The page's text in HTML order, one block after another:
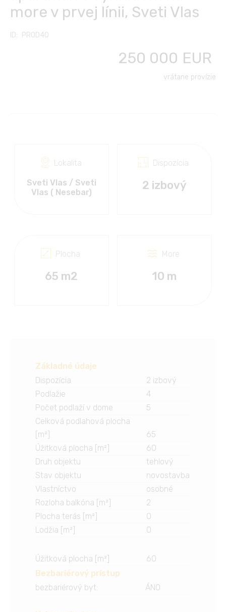
Ďalšie služby
Transfery z/na letisko
Klub vlastníkov
Česky
Български
Kontakt
more v prvej línii, Sveti Vlas
PROD40
250 000 EUR
vrátane provízie
Lokalita
Sveti Vlas / Sveti
Vlas ( Nesebar)
Dispozícia
2 izbový
Plocha
65 m2
More
10 m
Základné údaje
Dispozícia
2 izbový
Podlažie
4
Počet podlaží v dome
5
Celková podlahová plocha
[m²]
65
Úžitková plocha [m²]
60
Druh objektu
tehlový
Stav objektu
novostavba
Vlastníctvo
osobné
Rozloha balkóna [m²]
2
Plocha terás [m²]
0
Lodžia [m²]
0
Úžitková plocha [m²]
60
Bezbariérový prístup
bezbariérový byt: ÁNO